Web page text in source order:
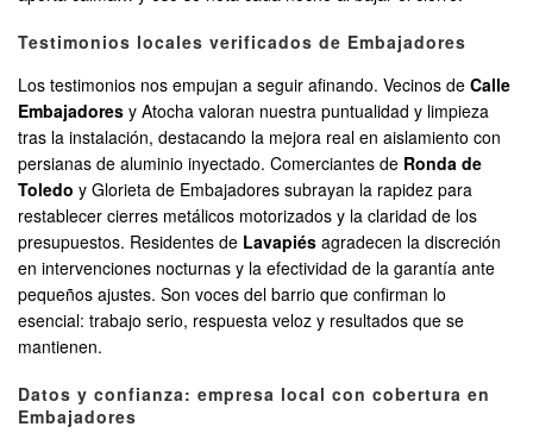
Testimonios locales verificados de Embajadores
Los testimonios nos empujan a seguir afinando. Vecinos de Calle
Embajadores y Atocha valoran nuestra puntualidad y limpieza
tras la instalación, destacando la mejora real en aislamiento con
persianas de aluminio inyectado. Comerciantes de Ronda de
Toledo y Glorieta de Embajadores subrayan la rapidez para
restablecer cierres metálicos motorizados y la claridad de los
presupuestos. Residentes de Lavapiés agradecen la discreción
en intervenciones nocturnas y la efectividad de la garantía ante
pequeños ajustes. Son voces del barrio que confirman lo
esencial: trabajo serio, respuesta veloz y resultados que se
mantienen.
Datos y confianza: empresa local con cobertura en
Embajadores